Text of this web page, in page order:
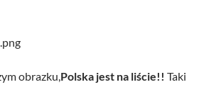
obrazku,Polska jest na liście!! Taki